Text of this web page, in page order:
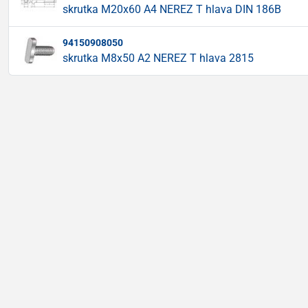
skrutka M20x60 A4 NEREZ T hlava DIN 186B
94150908050
skrutka M8x50 A2 NEREZ T hlava 2815